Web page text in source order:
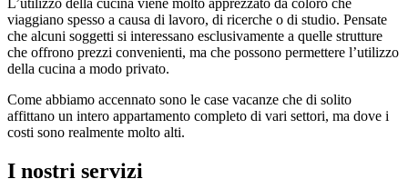
L’utilizzo della cucina viene molto apprezzato da coloro che
viaggiano spesso a causa di lavoro, di ricerche o di studio. Pensate
che alcuni soggetti si interessano esclusivamente a quelle strutture
che offrono prezzi convenienti, ma che possono permettere l’utilizzo
della cucina a modo privato.
Come abbiamo accennato sono le case vacanze che di solito
affittano un intero appartamento completo di vari settori, ma dove i
costi sono realmente molto alti.
I nostri servizi